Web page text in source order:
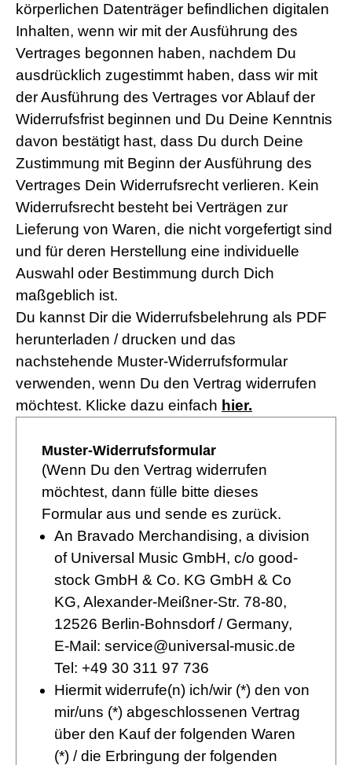
körperlichen Datenträger befindlichen digitalen
Inhalten, wenn wir mit der Ausführung des
Vertrages begonnen haben, nachdem Du
ausdrücklich zugestimmt haben, dass wir mit
der Ausführung des Vertrages vor Ablauf der
Widerrufsfrist beginnen und Du Deine Kenntnis
davon bestätigt hast, dass Du durch Deine
Zustimmung mit Beginn der Ausführung des
Vertrages Dein Widerrufsrecht verlieren. Kein
Widerrufsrecht besteht bei Verträgen zur
Lieferung von Waren, die nicht vorgefertigt sind
und für deren Herstellung eine individuelle
Auswahl oder Bestimmung durch Dich
maßgeblich ist.
Du kannst Dir die Widerrufsbelehrung als PDF
herunterladen / drucken und das
nachstehende Muster-Widerrufsformular
verwenden, wenn Du den Vertrag widerrufen
möchtest. Klicke dazu einfach hier.
Muster-Widerrufsformular
(Wenn Du den Vertrag widerrufen
möchtest, dann fülle bitte dieses
Formular aus und sende es zurück.
An Bravado Merchandising, a division
of Universal Music GmbH, c/o good-
stock GmbH & Co. KG GmbH & Co
KG, Alexander-Meißner-Str. 78-80,
12526 Berlin-Bohnsdorf / Germany,
E-Mail: service@universal-music.de
Tel: +49 30 311 97 736
Hiermit widerrufe(n) ich/wir (*) den von
mir/uns (*) abgeschlossenen Vertrag
über den Kauf der folgenden Waren
(*) / die Erbringung der folgenden